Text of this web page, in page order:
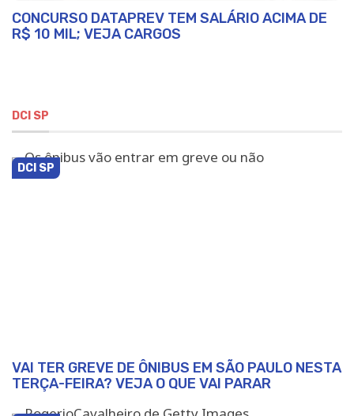
CONCURSO DATAPREV TEM SALÁRIO ACIMA DE
R$ 10 MIL; VEJA CARGOS
DCI SP
DCI SP
VAI TER GREVE DE ÔNIBUS EM SÃO PAULO NESTA
TERÇA-FEIRA? VEJA O QUE VAI PARAR